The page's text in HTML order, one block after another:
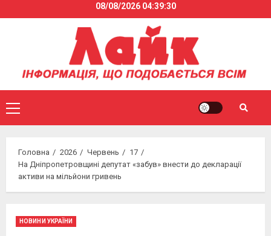
to
08/08/2026 04:39:30
Primary
Menu
Головна 2026 Червень
17
На Дніпропетровщині депутат «забув» внести до декларації
активи на мільйони гривень
НОВИНИ УКРАЇНИ